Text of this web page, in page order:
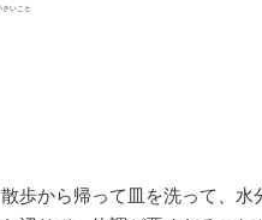
散歩から帰って皿を洗って、水